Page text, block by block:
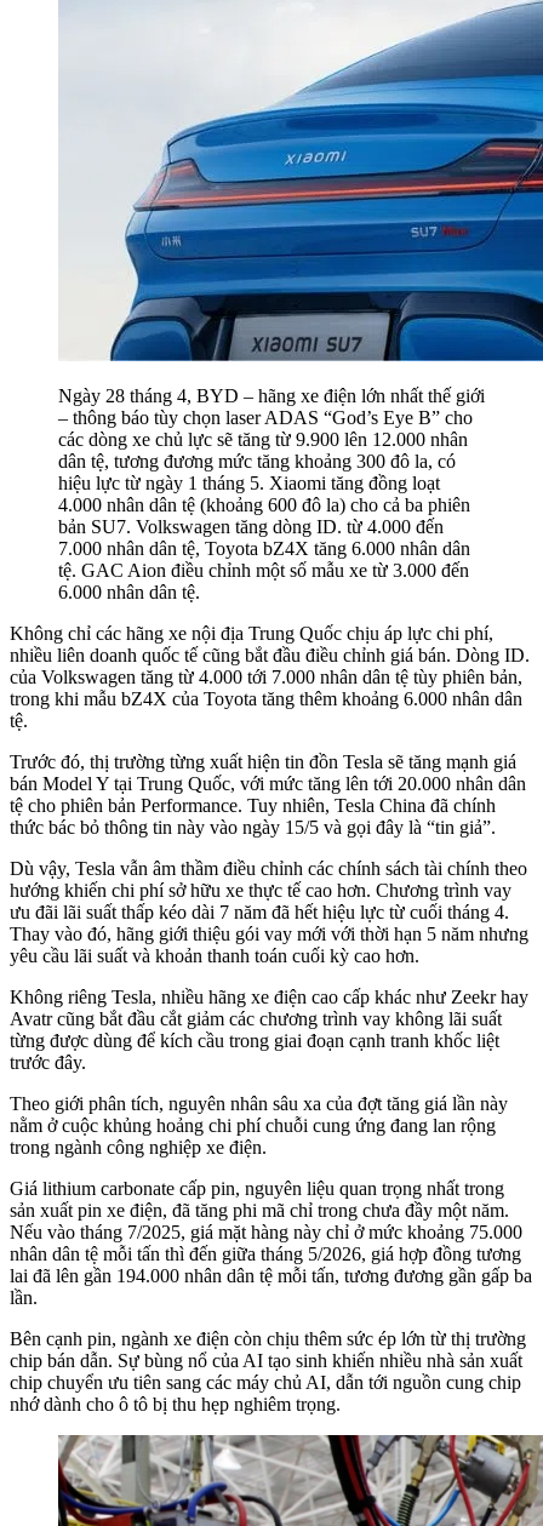
Ngày 28 tháng 4, BYD – hãng xe điện lớn nhất thế giới
– thông báo tùy chọn laser ADAS “God’s Eye B” cho
các dòng xe chủ lực sẽ tăng từ 9.900 lên 12.000 nhân
dân tệ, tương đương mức tăng khoảng 300 đô la, có
hiệu lực từ ngày 1 tháng 5. Xiaomi tăng đồng loạt
4.000 nhân dân tệ (khoảng 600 đô la) cho cả ba phiên
bản SU7. Volkswagen tăng dòng ID. từ 4.000 đến
7.000 nhân dân tệ, Toyota bZ4X tăng 6.000 nhân dân
tệ. GAC Aion điều chỉnh một số mẫu xe từ 3.000 đến
6.000 nhân dân tệ.
Không chỉ các hãng xe nội địa Trung Quốc chịu áp lực chi phí,
nhiều liên doanh quốc tế cũng bắt đầu điều chỉnh giá bán. Dòng ID.
của Volkswagen tăng từ 4.000 tới 7.000 nhân dân tệ tùy phiên bản,
trong khi mẫu bZ4X của Toyota tăng thêm khoảng 6.000 nhân dân
tệ.
Trước đó, thị trường từng xuất hiện tin đồn Tesla sẽ tăng mạnh giá
bán Model Y tại Trung Quốc, với mức tăng lên tới 20.000 nhân dân
tệ cho phiên bản Performance. Tuy nhiên, Tesla China đã chính
thức bác bỏ thông tin này vào ngày 15/5 và gọi đây là “tin giả”.
Dù vậy, Tesla vẫn âm thầm điều chỉnh các chính sách tài chính theo
hướng khiến chi phí sở hữu xe thực tế cao hơn. Chương trình vay
ưu đãi lãi suất thấp kéo dài 7 năm đã hết hiệu lực từ cuối tháng 4.
Thay vào đó, hãng giới thiệu gói vay mới với thời hạn 5 năm nhưng
yêu cầu lãi suất và khoản thanh toán cuối kỳ cao hơn.
Không riêng Tesla, nhiều hãng xe điện cao cấp khác như Zeekr hay
Avatr cũng bắt đầu cắt giảm các chương trình vay không lãi suất
từng được dùng để kích cầu trong giai đoạn cạnh tranh khốc liệt
trước đây.
Theo giới phân tích, nguyên nhân sâu xa của đợt tăng giá lần này
nằm ở cuộc khủng hoảng chi phí chuỗi cung ứng đang lan rộng
trong ngành công nghiệp xe điện.
Giá lithium carbonate cấp pin, nguyên liệu quan trọng nhất trong
sản xuất pin xe điện, đã tăng phi mã chỉ trong chưa đầy một năm.
Nếu vào tháng 7/2025, giá mặt hàng này chỉ ở mức khoảng 75.000
nhân dân tệ mỗi tấn thì đến giữa tháng 5/2026, giá hợp đồng tương
lai đã lên gần 194.000 nhân dân tệ mỗi tấn, tương đương gần gấp ba
lần.
Bên cạnh pin, ngành xe điện còn chịu thêm sức ép lớn từ thị trường
chip bán dẫn. Sự bùng nổ của AI tạo sinh khiến nhiều nhà sản xuất
chip chuyển ưu tiên sang các máy chủ AI, dẫn tới nguồn cung chip
nhớ dành cho ô tô bị thu hẹp nghiêm trọng.